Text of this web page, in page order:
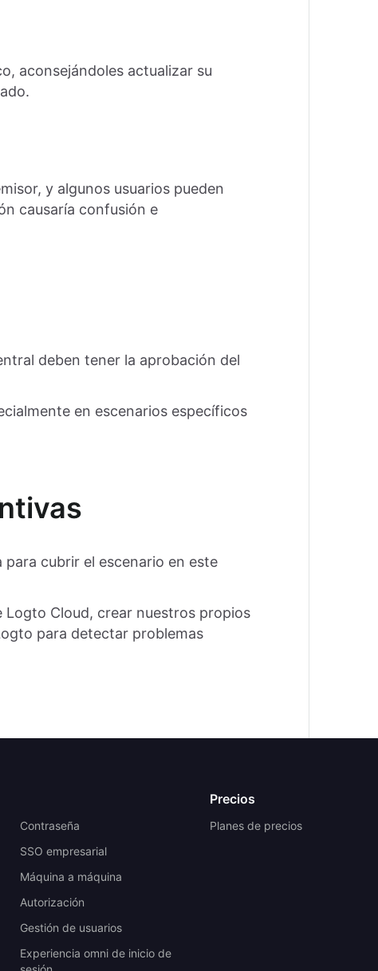
aconsejándoles actualizar su
y algunos usuarios pueden
causaría confusión e
deben tener la aprobación del
en escenarios específicos
cubrir el escenario en este
Cloud, crear nuestros propios
para detectar problemas
Contraseña
SSO empresarial
Máquina a máquina
Autorización
Gestión de usuarios
Experiencia omni de inicio de
Precios
Planes de precios